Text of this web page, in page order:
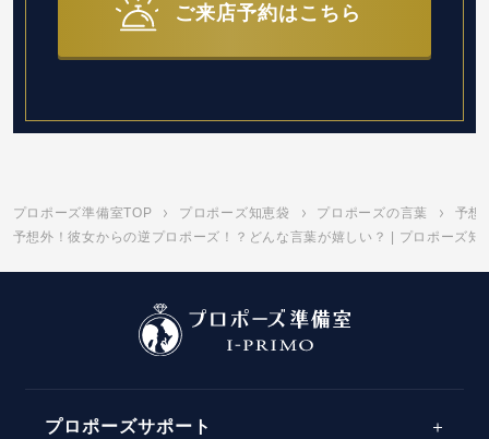
ご来店予約はこちら
プロポーズ準備室TOP プロポーズ知恵袋 プロポーズの言葉
予想
予想外！彼女からの逆プロポーズ！？どんな言葉が嬉しい？ | プロポーズ知
プロポーズサポート